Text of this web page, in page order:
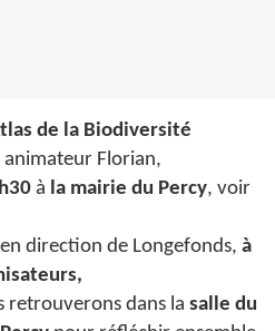
de la Biodiversité
Florian,
à la mairie du Percy, voir
direction de Longefonds, à
retrouverons dans la salle du